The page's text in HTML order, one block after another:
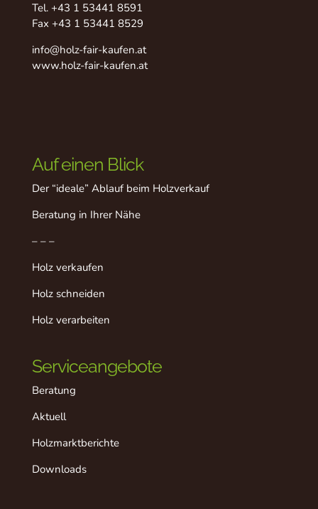
Tel. +43 1 53441 8591
Fax +43 1 53441 8529
info@holz-fair-kaufen.at
www.holz-fair-kaufen.at
Auf einen Blick
Der “ideale” Ablauf beim Holzverkauf
Beratung in Ihrer Nähe
– – –
Holz verkaufen
Holz schneiden
Holz verarbeiten
Serviceangebote
Beratung
Aktuell
Holzmarktberichte
Downloads